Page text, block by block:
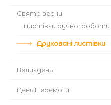
Cвято весни
Листівки ручної роботи
Друковані листівки
Великдень
День Перемоги